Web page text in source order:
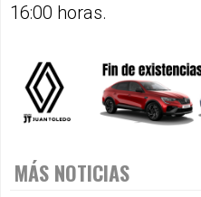
16:00 horas.
MÁS NOTICIAS